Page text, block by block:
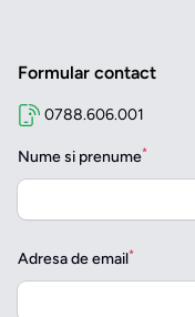
Formular contact
0788.606.001
Nume si prenume*
Adresa de email*